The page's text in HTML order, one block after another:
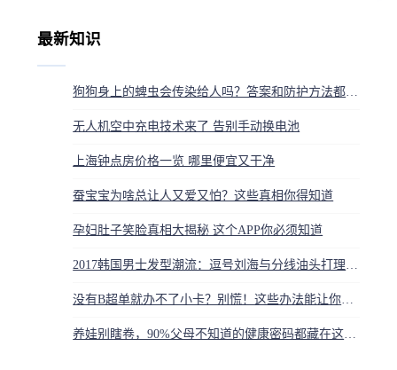
最新知识
狗狗身上的蜱虫会传染给人吗？答案和防护方法都在这
无人机空中充电技术来了 告别手动换电池
上海钟点房价格一览 哪里便宜又干净
蚕宝宝为啥总让人又爱又怕？这些真相你得知道
孕妇肚子笑脸真相大揭秘 这个APP你必须知道
2017韩国男士发型潮流：逗号刘海与分线油头打理指南
没有B超单就办不了小卡？别慌！这些办法能让你顺利闯过第一关
养娃别瞎卷，90%父母不知道的健康密码都藏在这3条黄金法则里